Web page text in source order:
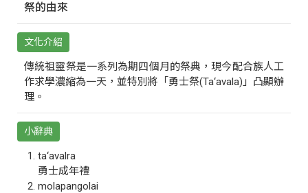
祭的由來
文化介紹
傳統祖靈祭是一系列為期四個月的祭典，現今配合族人工
作求學濃縮為一天，並特別將「勇士祭(Ta‘avala)」凸顯辦
理。
小辭典
ta‘avalra
勇士成年禮
molapangolai